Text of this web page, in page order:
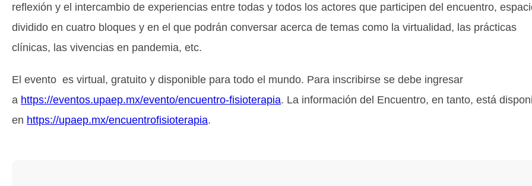
reflexión y el intercambio de experiencias entre todas y todos los actores que participen del encuentro,
dividido en cuatro bloques y en el que podrán conversar acerca de temas como la virtualidad, las prácticas
clínicas, las vivencias en pandemia, etc.
El evento es virtual, gratuito y disponible para todo el mundo. Para inscribirse se debe ingresar
a https://eventos.upaep.mx/evento/encuentro-fisioterapia. La información del Encuentro, en tanto, está
en https://upaep.mx/encuentrofisioterapia.